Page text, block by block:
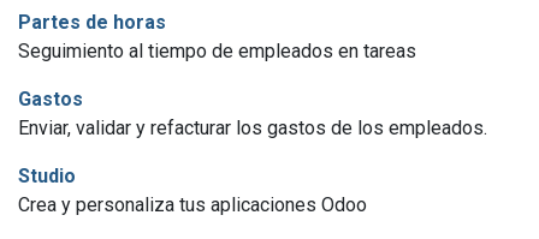
Partes de horas
Seguimiento al tiempo de empleados en tareas
Gastos
Enviar, validar y refacturar los gastos de los empleados.
Studio
Crea y personaliza tus aplicaciones Odoo